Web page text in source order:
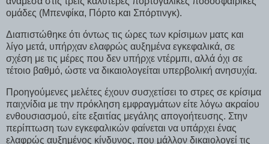
ομάδες (Μπενφίκα, Πόρτο και Σπόρτινγκ).
Διαπιστώθηκε ότι όντως τις ώρες των κρίσιμων ματς και
λίγο μετά, υπήρχαν ελαφρώς αυξημένα εγκεφαλικά, σε
σχέση με τις μέρες που δεν υπήρχε ντέρμπι, αλλά όχι σε
τέτοιο βαθμό, ώστε να δικαιολογείται υπερβολική ανησυχία.
Προηγούμενες μελέτες έχουν συσχετίσει το στρες σε κρίσιμα
παιχνίδια με την πρόκληση εμφραγμάτων είτε λόγω ακραίου
ενθουσιασμού, είτε εξαιτίας μεγάλης απογοήτευσης. Στην
περίπτωση των εγκεφαλικών φαίνεται να υπάρχει ένας
ελαφρώς αυξημένος κίνδυνος, που μάλλον δικαιολογεί τις